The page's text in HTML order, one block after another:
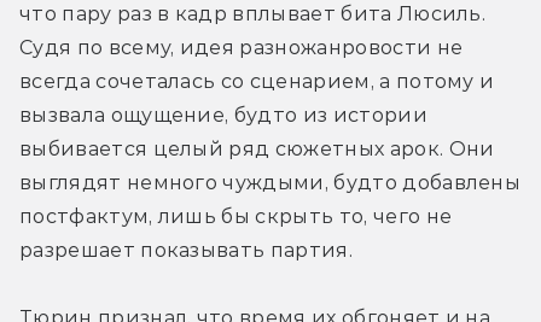
что пару раз в кадр вплывает бита Люсиль.
Судя по всему, идея разножанровости не
всегда сочеталась со сценарием, а потому и
вызвала ощущение, будто из истории
выбивается целый ряд сюжетных арок. Они
выглядят немного чуждыми, будто добавлены
постфактум, лишь бы скрыть то, чего не
разрешает показывать партия.